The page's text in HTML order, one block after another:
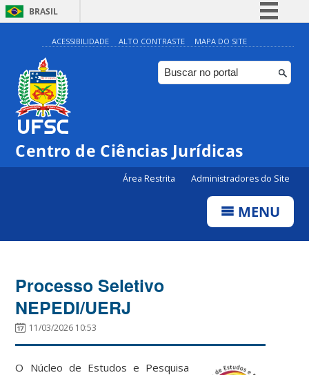
BRASIL
Simplifique!
Comunica BR
Participe
Canais
ACESSIBILIDADE ALTO CONTRASTE MAPA DO SITE
Centro de Ciências Jurídicas
Área Restrita Administradores do Site
MENU
Processo Seletivo
NEPEDI/UERJ
11/03/2026 10:53
O Núcleo de Estudos e Pesquisa